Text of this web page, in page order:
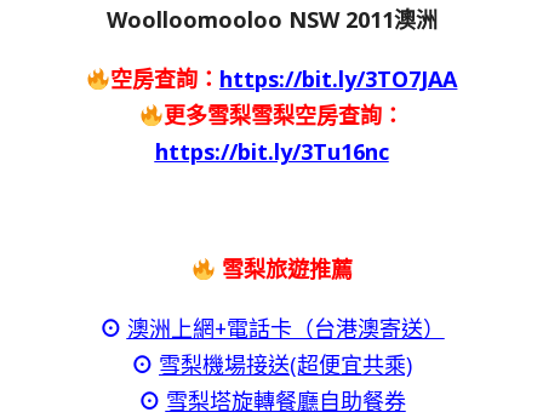
Woolloomooloo NSW 2011澳洲
空房查詢： https://bit.ly/3TO7JAA
更多雪梨雪梨空房查詢：
https://bit.ly/3Tu16nc
雪梨旅遊推薦
⊙ 澳洲上網+電話卡（台港澳寄送）
⊙ 雪梨機場接送(超便宜共乘)
⊙ 雪梨塔旋轉餐廳自助餐券